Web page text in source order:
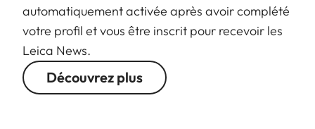
automatiquement activée après avoir complété
votre profil et vous être inscrit pour recevoir les
Leica News.
Découvrez plus